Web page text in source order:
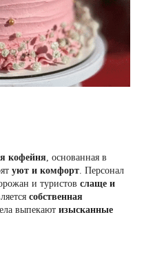
кофейня, основанная в
уют и комфорт. Персонал
и туристов слаще и
собственная
выпекают изысканные